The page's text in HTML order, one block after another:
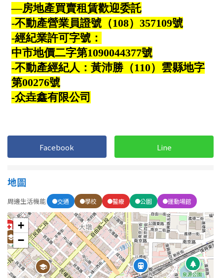
Facebook Line
地圖
周邊生活機能 交通 學校 醫療 公園 運動場館
+
−